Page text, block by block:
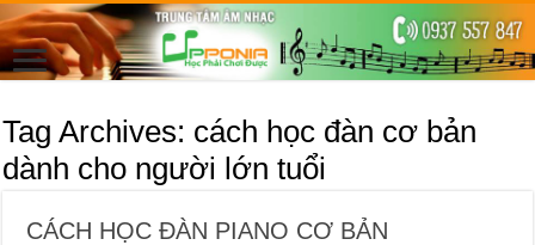
Tag Archives: cách học đàn cơ bản
dành cho người lớn tuổi
CÁCH HỌC ĐÀN PIANO CƠ BẢN